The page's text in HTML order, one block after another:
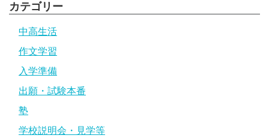
カテゴリー
中高生活
作文学習
入学準備
出願・試験本番
塾
学校説明会・見学等